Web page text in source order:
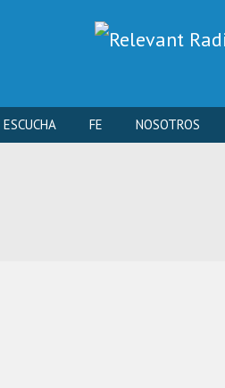
ESCUCHA FE NOSOTROS